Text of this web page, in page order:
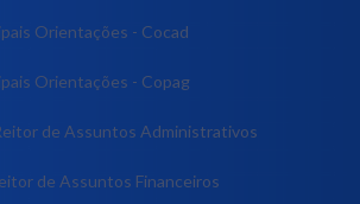
Orientações - Cocad
Orientações - Copag
de Assuntos Administrativos
de Assuntos Financeiros